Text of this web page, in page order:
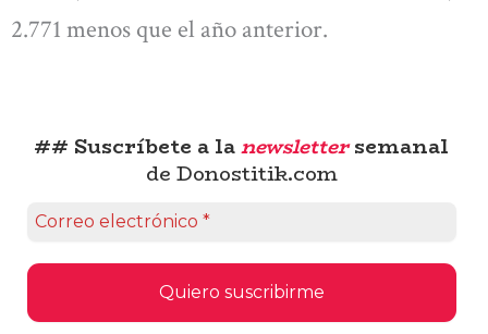
2.771 menos que el año anterior.
## Suscríbete a lanewslettersemanal
de Donostitik.com